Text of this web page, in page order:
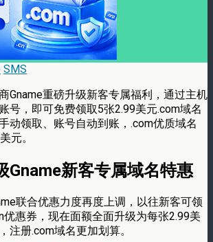
SMS
Gname重磅升级新客专属福利，通过主机
号，即可免费领取5张2.99美元.com域名
动领取、账号自动到账，.com优质域名
元。
Gname新客专属域名特惠
联合优惠力度再度上调，以往新客可领
优惠券，现在面额全面升级为每张2.99美
注册.com域名更加划算。